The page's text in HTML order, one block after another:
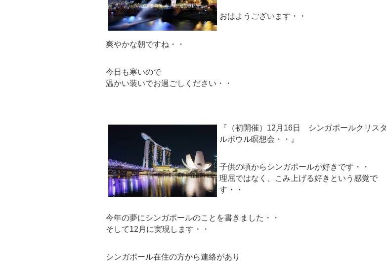
おはようございます・・
爽やかな朝ですね・・
今日も寒いので
温かい装いでお過ごしください・・
『（初開催）12月16日 シンガポールクリスタ
ルボウル瞑想会・・』
子供の頃からシンガポールが好きです・・
理屈ではなく、こみ上げる好きという感覚で
す・・
今年の夢にシンガポールのことを書きました・・
そして12月に実現します・・
シンガポール在住の方から連絡があり